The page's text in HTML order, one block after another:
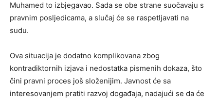
Muhamed to izbjegavao. Sada se obe strane suočavaju s
pravnim posljedicama, a slučaj će se raspetljavati na
sudu.
Ova situacija je dodatno komplikovana zbog
kontradiktornih izjava i nedostatka pismenih dokaza, što
čini pravni proces još složenijim. Javnost će sa
interesovanjem pratiti razvoj događaja, nadajući se da će